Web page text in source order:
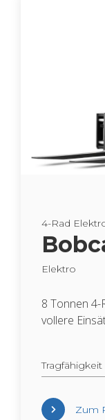
4-Rad
Elek­tro
8 Ton­nen
vol­le­re
Trag­fä­hig­keit
Zum